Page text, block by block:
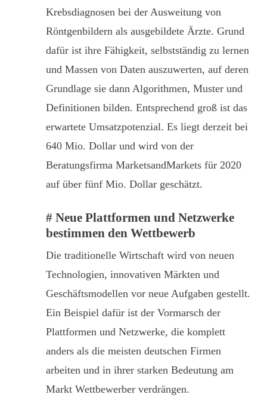
Krebsdiagnosen bei der Ausweitung von
Röntgenbildern als ausgebildete Ärzte. Grund
dafür ist ihre Fähigkeit, selbstständig zu lernen
und Massen von Daten auszuwerten, auf deren
Grundlage sie dann Algorithmen, Muster und
Definitionen bilden. Entsprechend groß ist das
erwartete Umsatzpotenzial. Es liegt derzeit bei
640 Mio. Dollar und wird von der
Beratungsfirma MarketsandMarkets für 2020
auf über fünf Mio. Dollar geschätzt.
# Neue Plattformen und Netzwerke
bestimmen den Wettbewerb
Die traditionelle Wirtschaft wird von neuen
Technologien, innovativen Märkten und
Geschäftsmodellen vor neue Aufgaben gestellt.
Ein Beispiel dafür ist der Vormarsch der
Plattformen und Netzwerke, die komplett
anders als die meisten deutschen Firmen
arbeiten und in ihrer starken Bedeutung am
Markt Wettbewerber verdrängen.